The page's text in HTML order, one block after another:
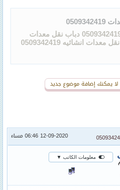
نقل تحميل معدات انشائيه 0509342419 دباب نقل معدات
انشائيه 0509342419 ونيت نقل معدات انشائيه 0509342419
لا يمكنك إضافة موضوع جديد
12-09-2020 06:46 مساء
معلومات الكاتب ▼